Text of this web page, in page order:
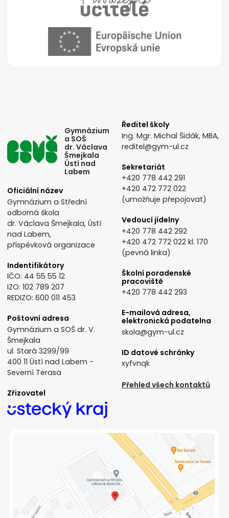
Gymnázium
a SOŠ
dr. Václava
Šmejkala
Ústí nad
Labem
Oficiální název
Gymnázium a Střední
odborná škola
dr. Václava Šmejkala, Ústí
nad Labem,
příspěvková organizace
Indentifikátory
IČO: 44 55 55 12
IZO: 102 789 207
REDIZO: 600 011 453
Poštovní adresa
Gymnázium a SOŠ dr. V.
Šmejkala
ul. Stará 3299/99
400 11 Ústí nad Labem -
Severní Terasa
Zřizovatel
Ředitel školy
Ing. Mgr. Michal Šidák, MBA,
reditel@gym-ul.cz
Sekretariát
+420 778 442 291
+420 472 772 022
(umožňuje přepojovat)
Vedoucí jídelny
+420 778 442 292
+420 472 772 022 kl. 170
(pevná linka)
Školní poradenské
pracoviště
+420 778 442 293
E-mailová adresa,
elektronická podatelna
skola@gym-ul.cz
ID datové schránky
xyfvnqk
Přehled všech kontaktů